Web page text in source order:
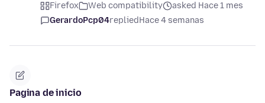
Firefox Web compatibility
asked Hace 1 mes
GerardoPcp04repliedHace 4 semanas
Pagina de inicio